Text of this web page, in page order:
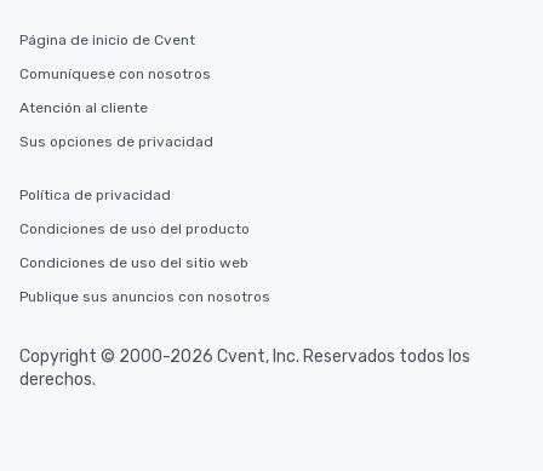
Página de inicio de Cvent
Comuníquese con nosotros
Atención al cliente
Sus opciones de privacidad
Política de privacidad
Condiciones de uso del producto
Condiciones de uso del sitio web
Publique sus anuncios con nosotros
Copyright © 2000-2026 Cvent, Inc. Reservados todos los
derechos.